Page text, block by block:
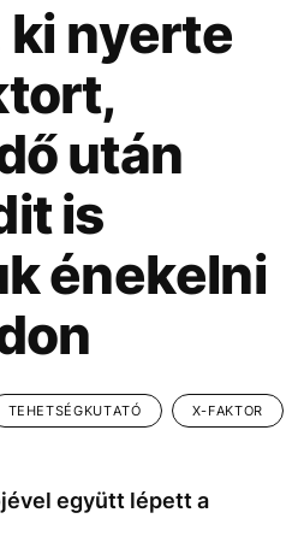
DIVAT
ENTR
TECH-TUDOMÁNY
TÁRSADALOM
UTAZÁS
DESIGN
ARCOK
TÖRTÉNETEK
TIKTOK
META
CELEB
MAJKA
nyerte
után
is
énekelni
TEHETSÉGKUTATÓ X-FAKTOR
együtt lépett a